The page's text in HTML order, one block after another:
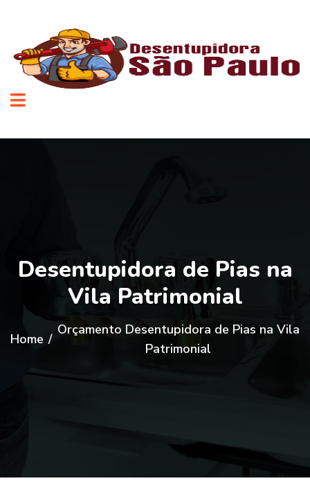
Desentupidora de Pias na
Vila Patrimonial
Home /
Orçamento Desentupidora de Pias na Vila
Patrimonial